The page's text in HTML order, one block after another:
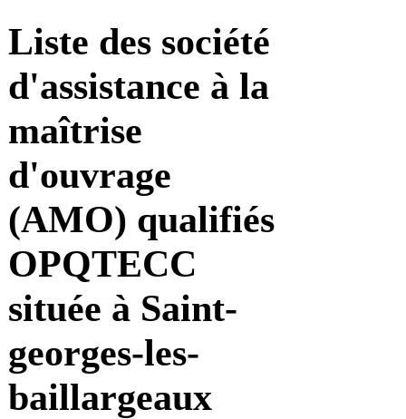
Liste des société
d'assistance à la
maîtrise
d'ouvrage
(AMO) qualifiés
OPQTECC
située à Saint-
georges-les-
baillargeaux